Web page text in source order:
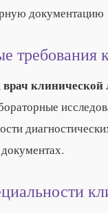
документацию
требования
врач клинической